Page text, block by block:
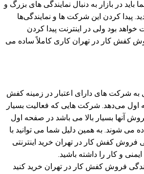
در بازار به دنبال نمایندگی های بزرگ و
پیدا کردن این شرکت‌ ها و نمایندگی‌ها
بود ولی در اینترنت پیدا کردن
کفش کار در تهران کاری کاملاً ساده می
به شرکت های دارای اعتبار در زمینه کفش
اول می‌دهد. شرکت هایی که فعالیت بسیار
آنها بسیار بالا می باشد در صفحه اول
می شوند. به همین دلیل شما می توانید با
فروش کفش کار در تهران خرید اینترنتی
و کار را داشته باشید.